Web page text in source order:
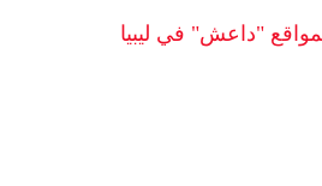
"داعش" في ليبيا